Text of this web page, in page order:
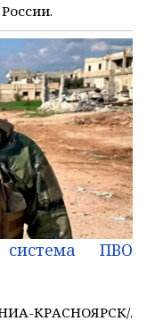
ПВО
КРАСНОЯРСК/.